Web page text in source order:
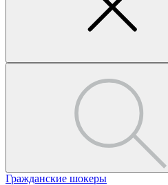
Гражданские шокеры